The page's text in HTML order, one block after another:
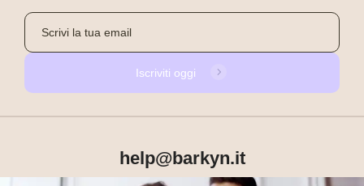
Iscriviti oggi
help@barkyn.it